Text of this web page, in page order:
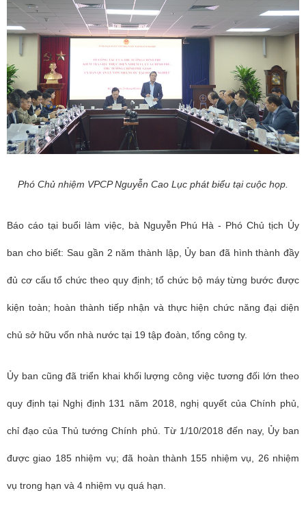
Phó Chủ nhiệm VPCP Nguyễn Cao Lục phát biểu tại cuộc họp.
Báo cáo tại buổi làm việc, bà Nguyễn Phú Hà - Phó Chủ tịch Ủy
ban cho biết: Sau gần 2 năm thành lập, Ủy ban đã hình thành đầy
đủ cơ cấu tổ chức theo quy định; tổ chức bộ máy từng bước được
kiện toàn; hoàn thành tiếp nhận và thực hiện chức năng đại diện
chủ sở hữu vốn nhà nước tại 19 tập đoàn, tổng công ty.
Ủy ban cũng đã triển khai khối lượng công việc tương đối lớn theo
quy định tại Nghị định 131 năm 2018, nghị quyết của Chính phủ,
chỉ đạo của Thủ tướng Chính phủ. Từ 1/10/2018 đến nay, Ủy ban
được giao 185 nhiệm vụ; đã hoàn thành 155 nhiệm vụ, 26 nhiệm
vụ trong hạn và 4 nhiệm vụ quá hạn.